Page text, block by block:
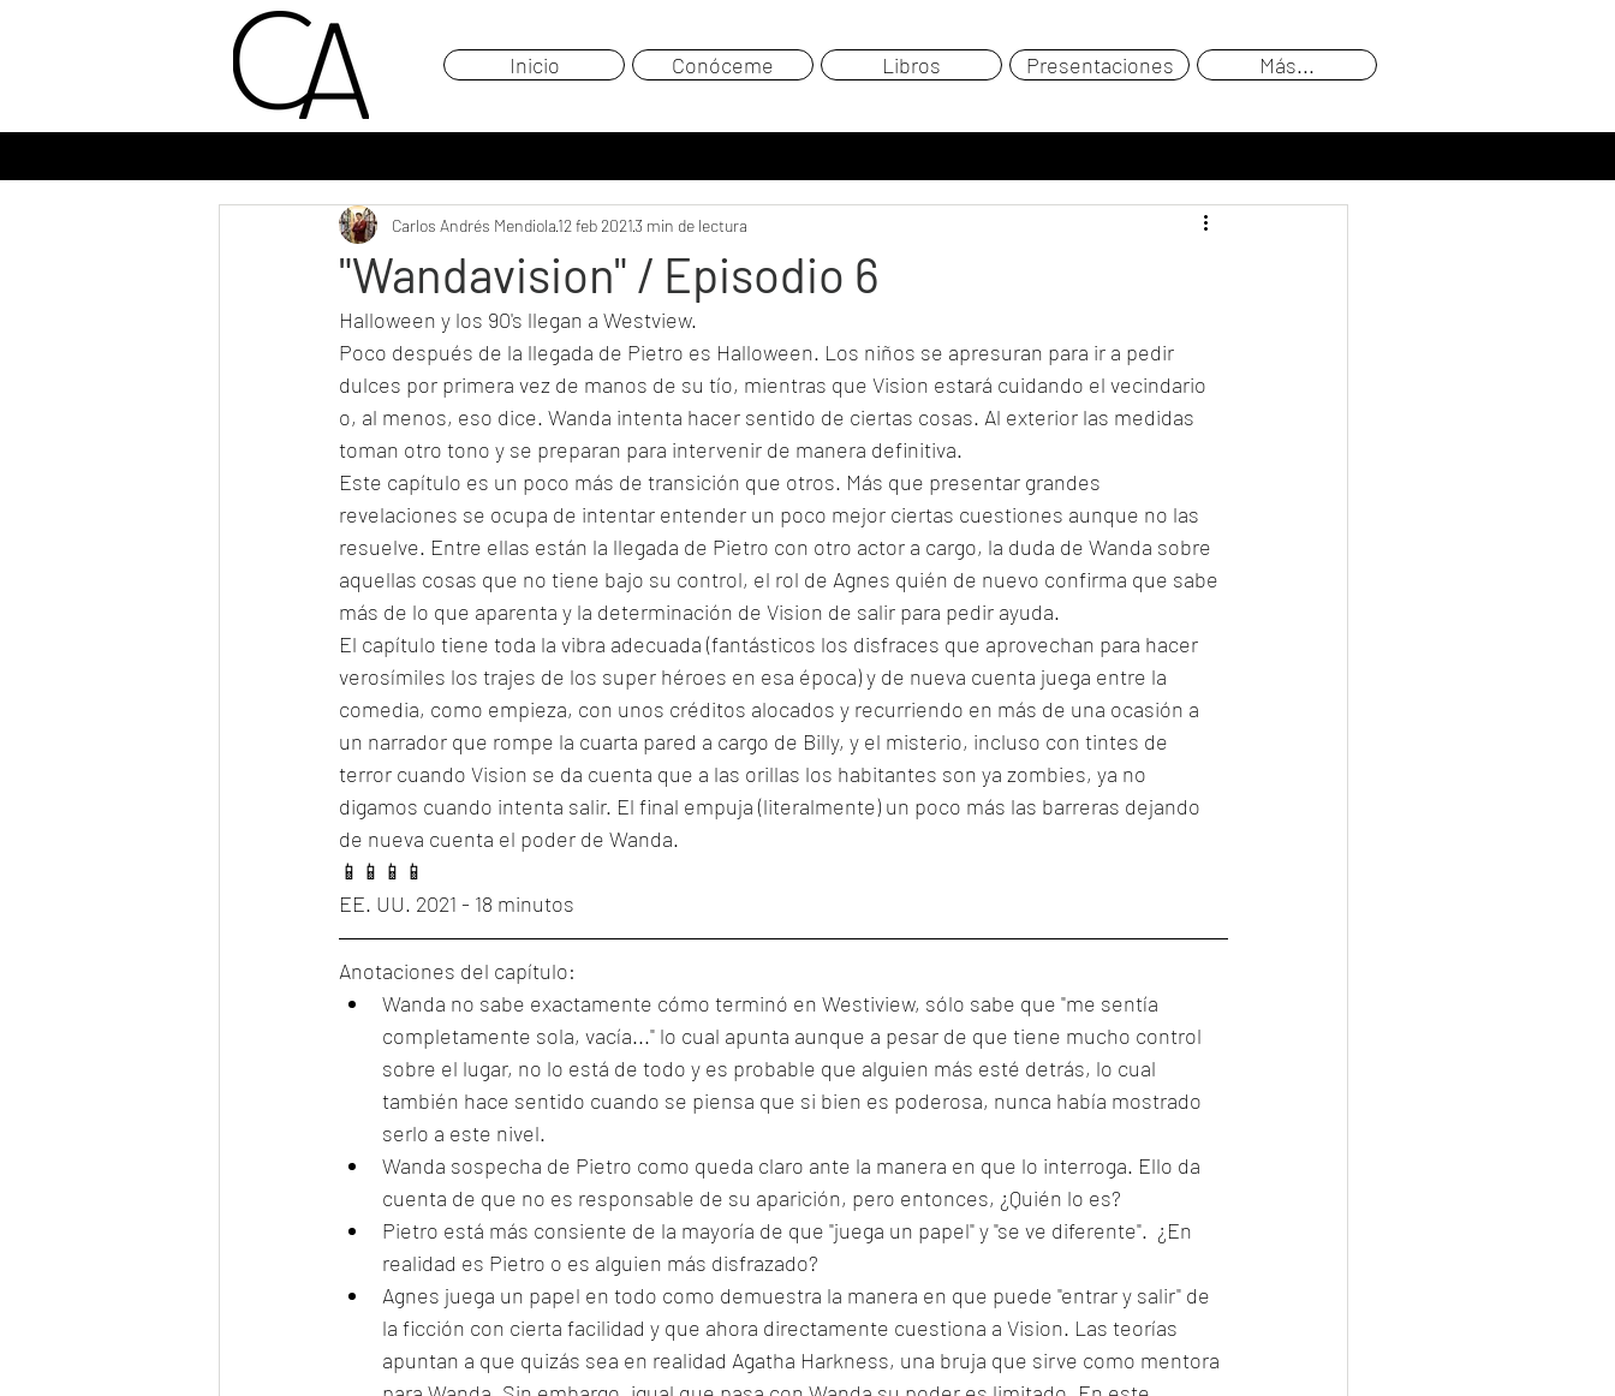
Inicio Conóceme Libros Presentaciones Más...
"Wandavision" / Episodio 6
Carlos Andrés Mendiola12 feb 20213 min de lectura
Halloween y los 90's llegan a Westview.
Poco después de la llegada de Pietro es Halloween. Los niños se apresuran para ir a pedir
dulces por primera vez de manos de su tío, mientras que Vision estará cuidando el vecindario
o, al menos, eso dice. Wanda intenta hacer sentido de ciertas cosas. Al exterior las medidas
toman otro tono y se preparan para intervenir de manera definitiva.
Este capítulo es un poco más de transición que otros. Más que presentar grandes
revelaciones se ocupa de intentar entender un poco mejor ciertas cuestiones aunque no las
resuelve. Entre ellas están la llegada de Pietro con otro actor a cargo, la duda de Wanda sobre
aquellas cosas que no tiene bajo su control, el rol de Agnes quién de nuevo confirma que sabe
más de lo que aparenta y la determinación de Vision de salir para pedir ayuda.
El capítulo tiene toda la vibra adecuada (fantásticos los disfraces que aprovechan para hacer
verosímiles los trajes de los super héroes en esa época) y de nueva cuenta juega entre la
comedia, como empieza, con unos créditos alocados y recurriendo en más de una ocasión a
un narrador que rompe la cuarta pared a cargo de Billy, y el misterio, incluso con tintes de
terror cuando Vision se da cuenta que a las orillas los habitantes son ya zombies, ya no
digamos cuando intenta salir. El final empuja (literalmente) un poco más las barreras dejando
de nueva cuenta el poder de Wanda.
📱📱📱📱
EE. UU. 2021 - 18 minutos
Anotaciones del capítulo:
Wanda no sabe exactamente cómo terminó en Westiview, sólo sabe que "me sentía
completamente sola, vacía..." lo cual apunta aunque a pesar de que tiene mucho control
sobre el lugar, no lo está de todo y es probable que alguien más esté detrás, lo cual
también hace sentido cuando se piensa que si bien es poderosa, nunca había mostrado
serlo a este nivel.
Wanda sospecha de Pietro como queda claro ante la manera en que lo interroga. Ello da
cuenta de que no es responsable de su aparición, pero entonces, ¿Quién lo es?
Pietro está más consiente de la mayoría de que "juega un papel" y "se ve diferente".  ¿En
realidad es Pietro o es alguien más disfrazado?
Agnes juega un papel en todo como demuestra la manera en que puede "entrar y salir" de
la ficción con cierta facilidad y que ahora directamente cuestiona a Vision. Las teorías
apuntan a que quizás sea en realidad Agatha Harkness, una bruja que sirve como mentora